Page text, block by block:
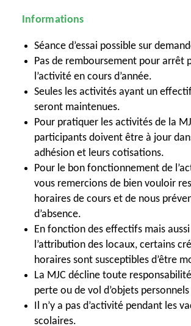
Informations
Séance d’essai possible sur
Pas de remboursement pour arrêt
l’activité en cours d’année.
Seules les activités ayant un
seront maintenues.
Pour pratiquer les activités de la
participants doivent être à jour
adhésion et leurs cotisations.
Pour le bon fonctionnement de
vous remercions de bien vouloir
horaires de cours et de nous
d’absence.
En fonction des effectifs mais
l’attribution des locaux, certains
horaires sont susceptibles d’être
La MJC décline toute
perte ou de vol d’objets
Il n’y a pas d’activité pendant les
scolaires.